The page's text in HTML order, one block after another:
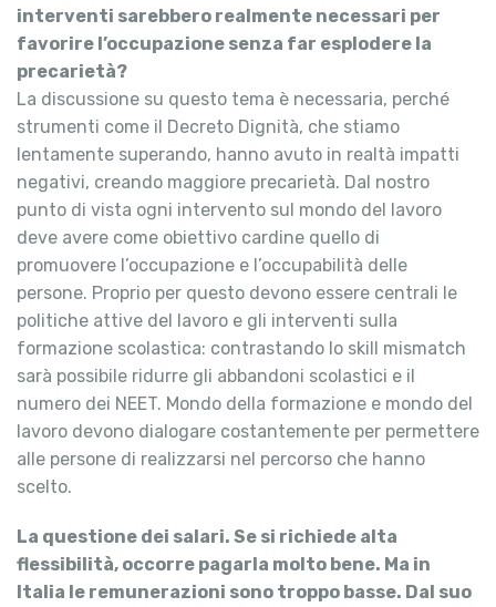
interventi sarebbero realmente necessari per
favorire l’occupazione senza far esplodere la
precarietà?
La discussione su questo tema è necessaria, perché
strumenti come il Decreto Dignità, che stiamo
lentamente superando, hanno avuto in realtà impatti
negativi, creando maggiore precarietà. Dal nostro
punto di vista ogni intervento sul mondo del lavoro
deve avere come obiettivo cardine quello di
promuovere l’occupazione e l’occupabilità delle
persone. Proprio per questo devono essere centrali le
politiche attive del lavoro e gli interventi sulla
formazione scolastica: contrastando lo skill mismatch
sarà possibile ridurre gli abbandoni scolastici e il
numero dei NEET. Mondo della formazione e mondo del
lavoro devono dialogare costantemente per permettere
alle persone di realizzarsi nel percorso che hanno
scelto.
La questione dei salari. Se si richiede alta
flessibilità, occorre pagarla molto bene. Ma in
Italia le remunerazioni sono troppo basse. Dal suo